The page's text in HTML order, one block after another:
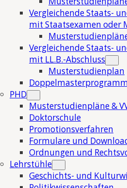
Vergleichende Staats-
mit Staatsexamen oder
Vergleichende Staats-
mit LL.B.-Abschluss
Musterstudienplan
PHD
Musterstudienpläne &
Doktorschule
Promotionsverfahren
Formulare und
Ordnungen und
Lehrstühle
Geschichts- und